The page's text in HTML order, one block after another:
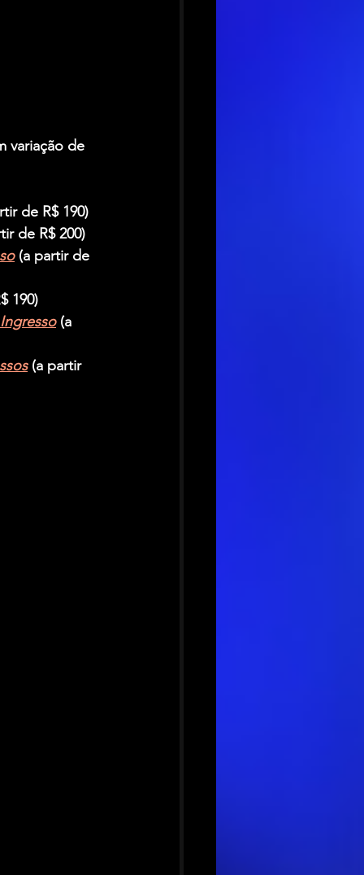
variação de
de R$ 190)
de R$ 200)
(a partir de
190)
(a
(a partir